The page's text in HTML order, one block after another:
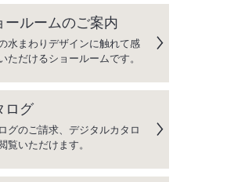
ールームのご案内
水まわりデザインに触れて感
ただけるショールームです。
ログ
グのご請求、デジタルカタロ
覧いただけます。